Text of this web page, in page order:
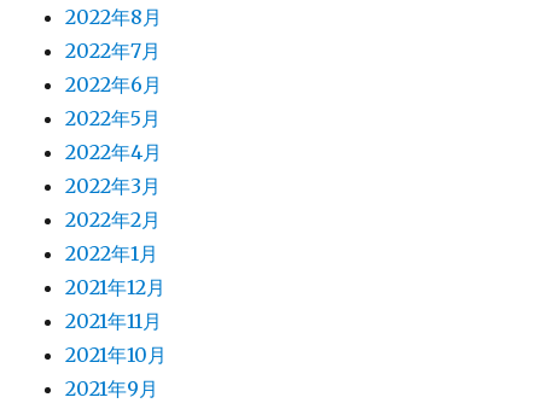
2022年8月
2022年7月
2022年6月
2022年5月
2022年4月
2022年3月
2022年2月
2022年1月
2021年12月
2021年11月
2021年10月
2021年9月